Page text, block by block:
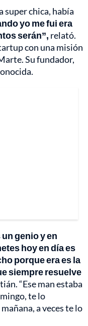
super chica, había
yo me fui era
serán”, relató.
con una misión
Su fundador,
genio y en
hoy en día es
porque era es la
siempre resuelve
“Ese man estaba
te lo
a veces te lo